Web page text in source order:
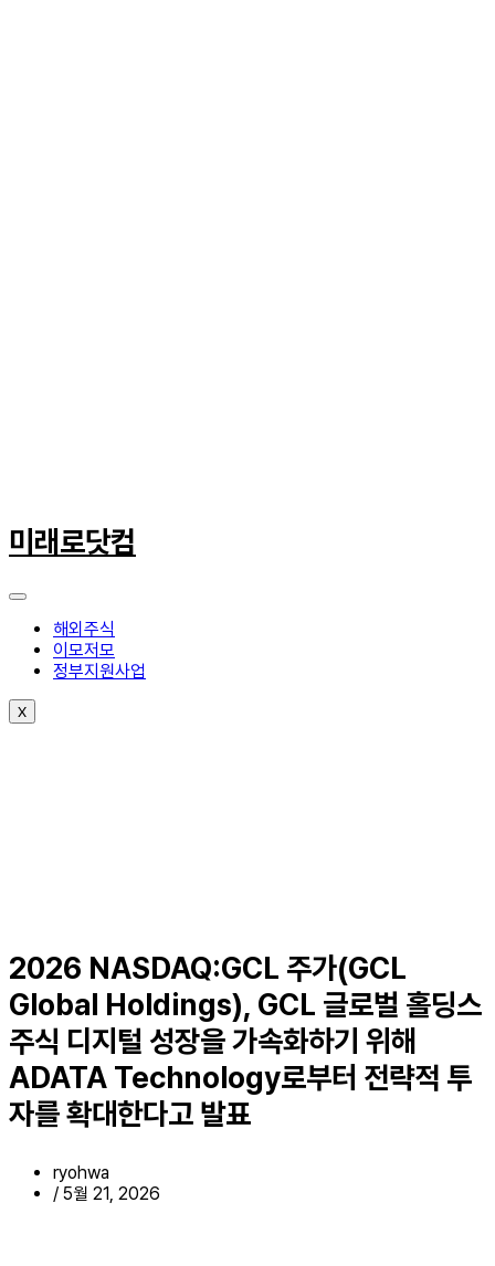
텐
츠
건
미래로닷컴
해외주식
이모저모
정부지원사업
X
2026 NASDAQ:GCL 주가(GCL
Global Holdings), GCL 글로벌 홀딩스
주식 디지털 성장을 가속화하기 위해
ADATA Technology로부터 전략적 투
자를 확대한다고 발표
ryohwa
/ 5월 21, 2026